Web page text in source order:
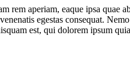
rem aperiam, eaque ipsa quae
egestas consequat.
est, qui dolorem ipsum